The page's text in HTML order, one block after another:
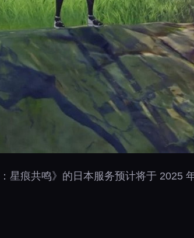
：星痕共鸣》的日本服务预计将于 2025